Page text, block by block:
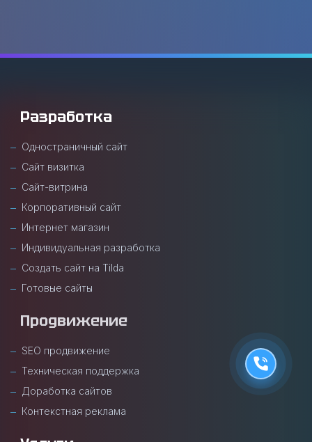
Разработка
Одностраничный сайт
Сайт визитка
Сайт-витрина
Корпоративный сайт
Интернет магазин
Индивидуальная разработка
Создать сайт на Tilda
Готовые сайты
Продвижение
SEO продвижение
Техническая поддержка
Доработка сайтов
Контекстная реклама